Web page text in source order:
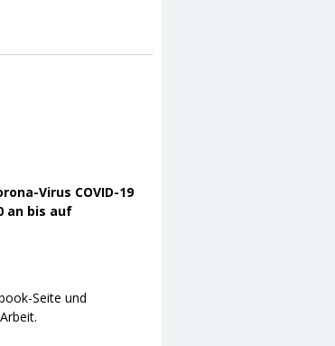
Virus COVID-19
an bis auf
Seite und